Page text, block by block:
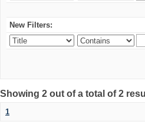
New Filters:
Showing 2 out of a total of 2
1